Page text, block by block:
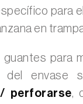
para
en
guantes para
envase
perforarse,